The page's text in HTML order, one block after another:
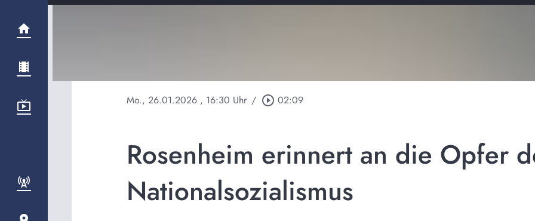
Mo., 26.01.2026 , 16:30 Uhr / play_circle_outline 02:09
Rosenheim erinnert an die Opfer
Nationalsozialismus